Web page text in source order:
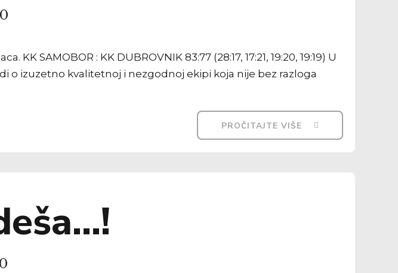
0
SAMOBOR : KK DUBROVNIK 83:77 (28:17, 17:21, 19:20, 19:19) U
o izuzetno kvalitetnoj i nezgodnoj ekipi koja nije bez razloga
PROČITAJTE VIŠE
0